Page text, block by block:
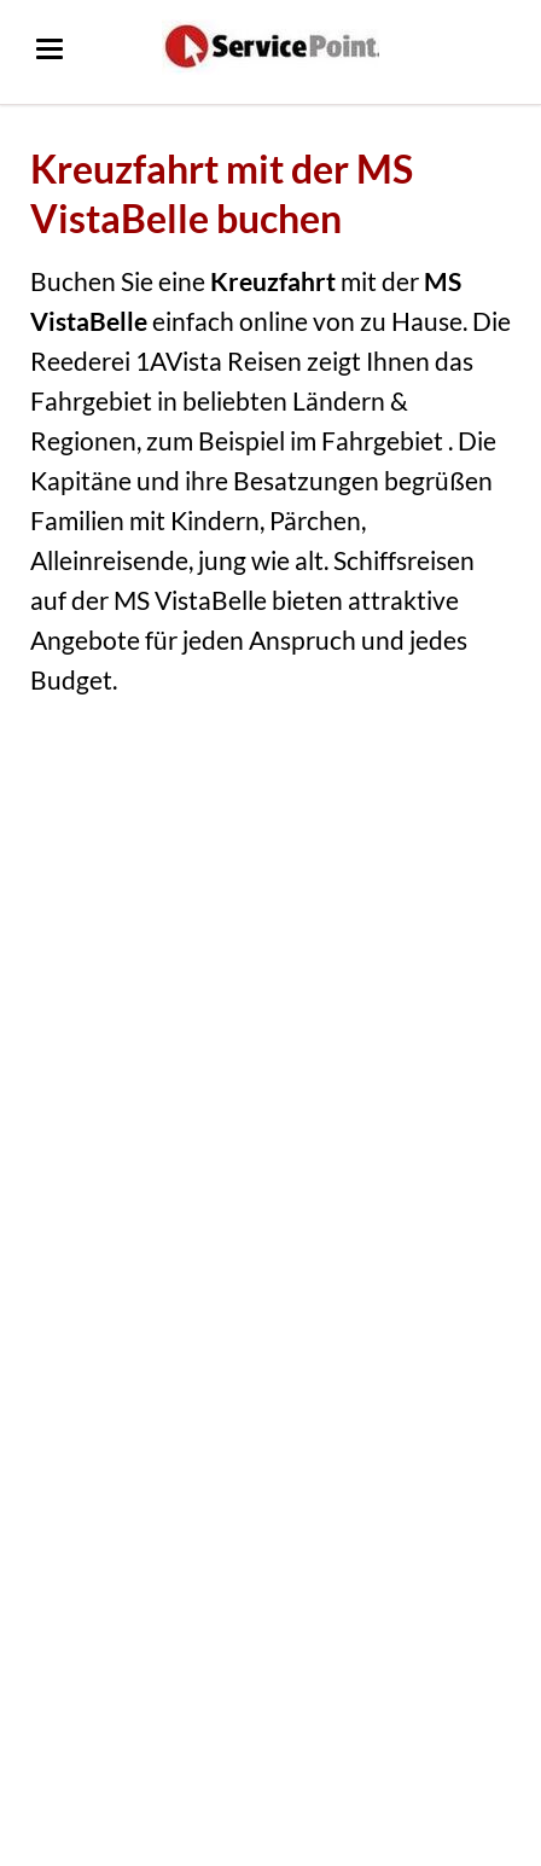
Kreuzfahrt mit der MS
VistaBelle buchen
Buchen Sie eineKreuzfahrtmit derMS
VistaBelleeinfach online von zu Hause. Die
Reederei 1AVista Reisen zeigt Ihnen das
Fahrgebiet in beliebten Ländern &
Regionen, zum Beispiel im Fahrgebiet . Die
Kapitäne und ihre Besatzungen begrüßen
Familien mit Kindern, Pärchen,
Alleinreisende, jung wie alt. Schiffsreisen
auf der MS VistaBelle bieten attraktive
Angebote für jeden Anspruch und jedes
Budget.